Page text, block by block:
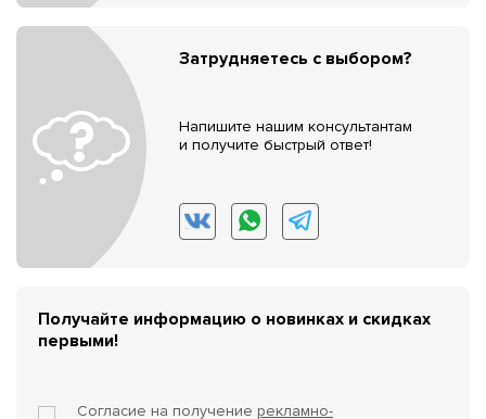
Затрудняетесь с выбором?
Напишите нашим консультантам
и получите быстрый ответ!
Получайте информацию о новинках и скидках
первыми!
Согласие на получение рекламно-